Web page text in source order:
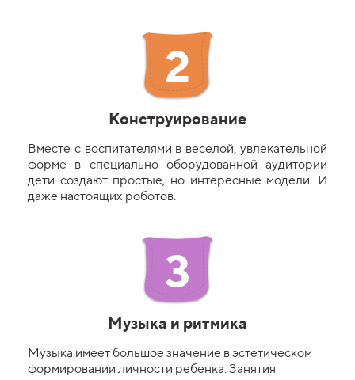
2
Конструирование
Вместе с воспитателями в веселой, увлекательной
форме в специально оборудованной аудитории
дети создают простые, но интересные модели. И
даже настоящих роботов.
3
Музыка и ритмика
Музыка имеет большое значение в эстетическом
формировании личности ребенка. Занятия